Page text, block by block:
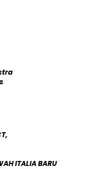
ITALIA BARU